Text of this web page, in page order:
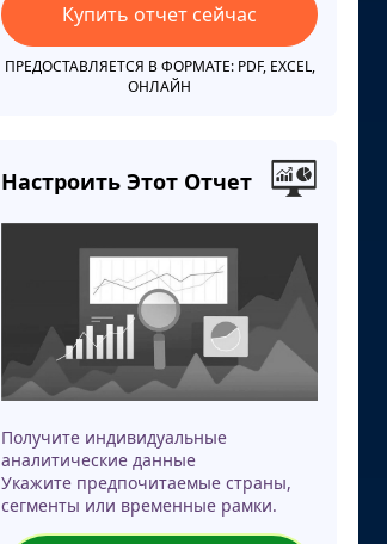
Купить отчет сейчас
ПРЕДОСТАВЛЯЕТСЯ В ФОРМАТЕ: PDF, EXCEL,
ОНЛАЙН
Настроить Этот Отчет
Получите индивидуальные
аналитические данные
Укажите предпочитаемые страны,
сегменты или временные рамки.